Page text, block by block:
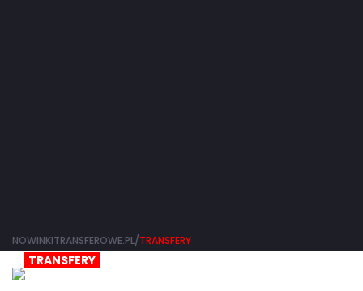
NOWINKITRANSFEROWE.PL/TRANSFERY
TRANSFERY